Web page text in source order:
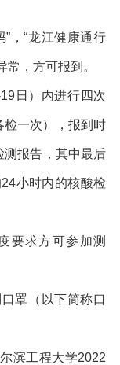
，“龙江健康通行
常，方可报到。
日）内进行四次
一次），报到时
测报告，其中最后
小时内的核酸检
要求方可参加测
罩（以下简称口
滨工程大学2022